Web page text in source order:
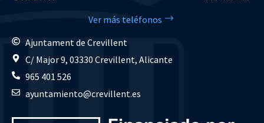
Ver más teléfonos
Ajuntament de Crevillent
C/ Major 9, 03330 Crevillent, Alicante
965 401 526
ayuntamiento@crevillent.es